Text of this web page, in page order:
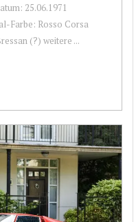
25.06.1971
Farbe: Rosso Corsa
(?) weitere ...